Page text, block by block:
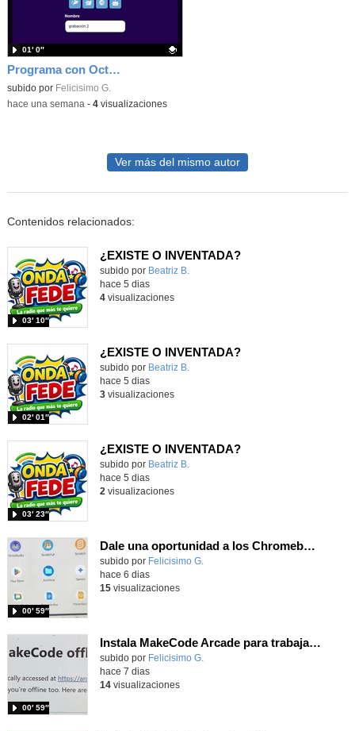
Programa con Octostudio, una animación utilizando la cámara para una foto y audio y texto para comunicar.
Contenido educativo.
subido por Felicisimo G.
01′ 0″
-hace una semana - 4visualizaciones
Ver más del mismo autor
Contenidos relacionados:
¿EXISTE O INVENTADA?
Contenido educativo.
subido por Beatriz B.
03′ 10″
hace 5 dias
4visualizaciones
¿EXISTE O INVENTADA?
Contenido educativo.
subido por Beatriz B.
02′ 01″
hace 5 dias
3visualizaciones
¿EXISTE O INVENTADA?
Contenido educativo.
subido por Beatriz B.
03′ 23″
hace 5 dias
2 visualizaciones
Dale una oportunidad a los Chromebooks y utiliza un proyector para realizar talleres si no tienes pantallas táctiles
Contenido educativo.
subido por Felicisimo G.
00′ 59″
hace 6 dias
15visualizaciones
Instala MakeCode Arcade para trabajar offline en tu tablet, ordenador, Chromebook
Contenido educativo.
subido por Felicisimo G.
00′ 59″
hace 7 dias
14visualizaciones